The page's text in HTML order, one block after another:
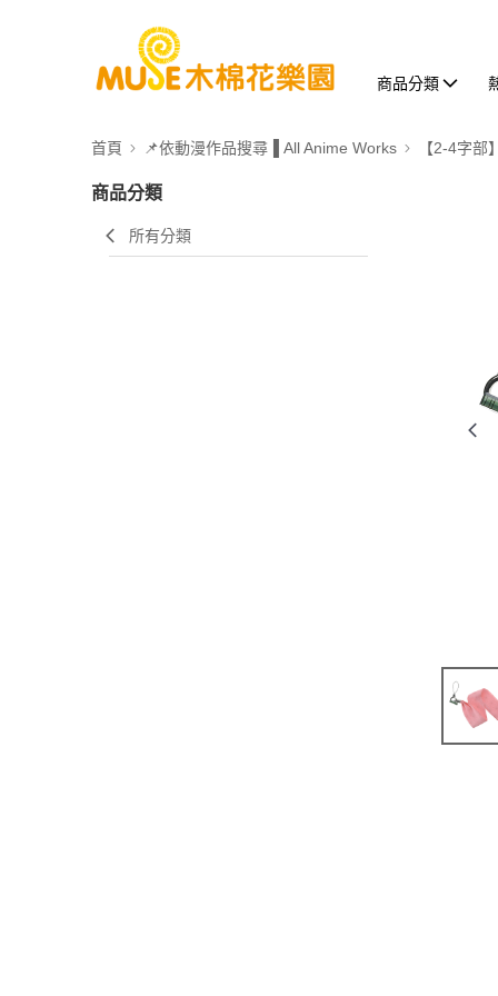
商品分類
首頁 📌依動漫作品搜尋▐ All Anime Works 【2-4字部
商品分類
所有分類